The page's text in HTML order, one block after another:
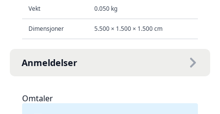
Vekt 0.050 kg
Dimensjoner 5.500 × 1.500 × 1.500 cm
Anmeldelser
Omtaler